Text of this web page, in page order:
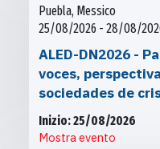
Puebla, Messico
25/08/2026 - 28/08/
ALED-DN2026 -
voces,
sociedades de
Inizio: 25/08/2026
Mostra evento